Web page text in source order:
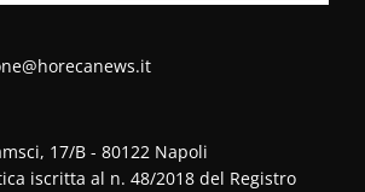
17/B - 80122 Napoli
iscritta al n. 48/2018 del Registro